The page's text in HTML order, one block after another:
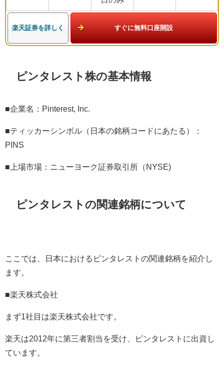
楽天証券を詳しく すぐに無料口座開設
ピンタレスト株の基本情報
■企業名： Pinterest, Inc.
■ティッカーシンボル（日本の銘柄コードにあたる）：
PINS
■上場市場：ニューヨーク証券取引所（ NYSE)
ピンタレストの関連銘柄について
ここでは、日本におけるピンタレストの関連銘柄を紹介し
ます。
■楽天株式会社
まず1社目は楽天株式会社です。
楽天は2012年に第三者割当を受け、ピンタレストに出資し
ています。